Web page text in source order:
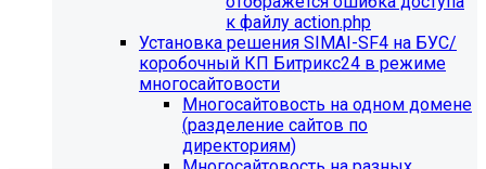
будет ограничена поддержка продуктов на
PHP версии ниже 8.2.Рекомендуемая версия PHP - 8.4
будет ограничена поддержка продуктов на
MySql версии ниже 8.0.0.Рекомендуемая версия MySql
к файлу action.php
Установка решения SIMAI-SF4 на БУС/
коробочный КП Битрикс24 в режиме
многосайтовости
Многосайтовость на одном домене
(разделение сайтов по
директориям)